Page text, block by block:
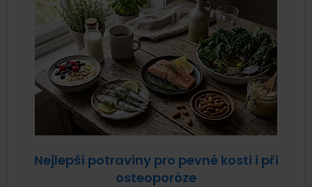
Nejlepší potraviny pro pevné kosti i při
osteoporóze